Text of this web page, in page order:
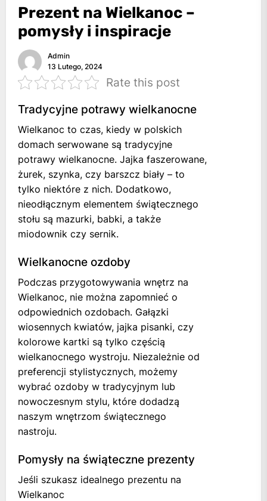
Prezent na Wielkanoc –
pomysły i inspiracje
Admin
13 Lutego, 2024
Rate this post
Tradycyjne potrawy wielkanocne
Wielkanoc to czas, kiedy w polskich
domach serwowane są tradycyjne
potrawy wielkanocne. Jajka faszerowane,
żurek, szynka, czy barszcz biały – to
tylko niektóre z nich. Dodatkowo,
nieodłącznym elementem świątecznego
stołu są mazurki, babki, a także
miodownik czy sernik.
Wielkanocne ozdoby
Podczas przygotowywania wnętrz na
Wielkanoc, nie można zapomnieć o
odpowiednich ozdobach. Gałązki
wiosennych kwiatów, jajka pisanki, czy
kolorowe kartki są tylko częścią
wielkanocnego wystroju. Niezależnie od
preferencji stylistycznych, możemy
wybrać ozdoby w tradycyjnym lub
nowoczesnym stylu, które dodadzą
naszym wnętrzom świątecznego
nastroju.
Pomysły na świąteczne prezenty
Jeśli szukasz idealnego prezentu na
Wielkanoc